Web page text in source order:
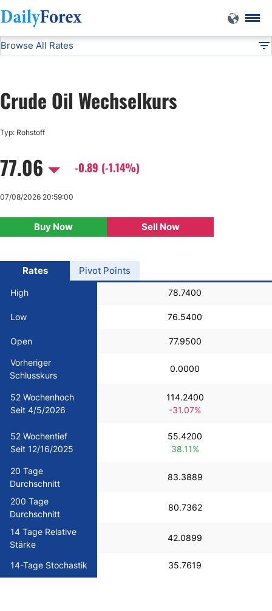
DF Commodities Crude Oil
Browse All Rates
USD/CAD
Gold
Crude Oil
All Currencies
Indices
Crude Oil Wechselkurs
Typ: Rohstoff
77.06 -0.89 (-1.14%)
Buy Now Sell Now
07/08/2026 20:59:00
Rates
High 78.7400
Low 76.5400
Open 77.9500
Vorheriger
Schlusskurs
0.0000
52 Wochenhoch
Seit 4/5/2026
114.2400
-31.07%
52 Wochentief
Seit 12/16/2025
55.4200
38.11%
20 Tage
Durchschnitt
83.3889
200 Tage
Durchschnitt
80.7362
14 Tage Relative
Stärke
42.0899
14-Tage Stochastik 35.7619
Pivot Points